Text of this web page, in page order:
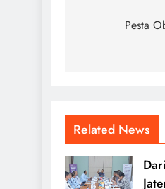
navigation
Pesta
Related News